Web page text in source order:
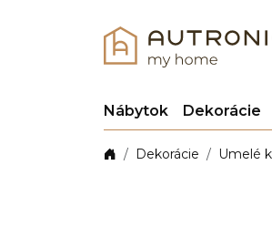
Nábytok Dekorácie
Dekorácie Umelé